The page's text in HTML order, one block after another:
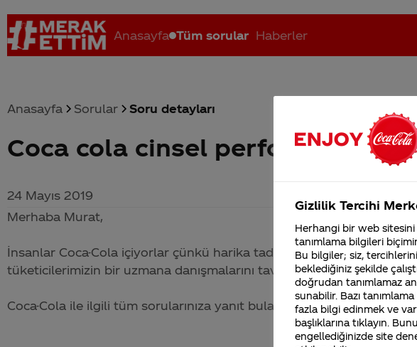
Anasayfa Tüm sorular Haberler
Coca-Cola nerenin malı? Coca cola İsrail malı mı Yani ... Coca-Cola'nın Filistin'de
Anasayfa Sorular Soru detayları
Coca cola cinsel performansı
24 Mayıs 2019
Merhaba Murat,
İnsanlar Coca-Cola içiyorlar çünkü harika tadını seviyorlar. Cinsel
tüketicilerimizin bir uzmana danışmalarını tavsiye ederiz.
Coca-Cola ile ilgili tüm sorularınıza yanıt bulabileceğiniz Merak
Gizlilik Tercihi
Herhangi bir web sitesini
tanımlama bilgileri
Bu bilgiler; siz,
beklediğiniz şekilde
doğrudan tanımlamaz
sunabilir. Bazı
fazla bilgi edinmek ve
başlıklarına tıklayın.
engellediğinizde site